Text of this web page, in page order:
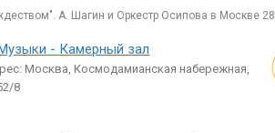
А. Шагин и Оркестр Осипова в Москве
- Камерный зал
Москва, Космодамианская набережная,
8